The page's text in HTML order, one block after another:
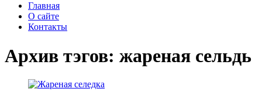
Главная
О сайте
Контакты
Архив тэгов: жареная сельдь